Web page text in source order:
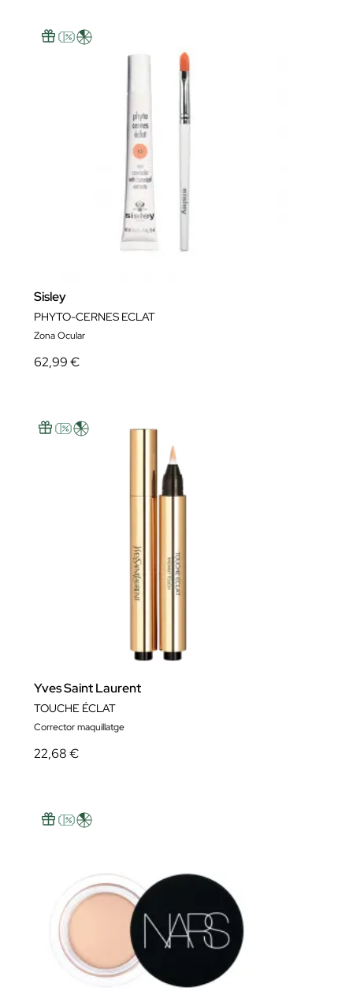
Sisley
PHYTO-CERNES ECLAT
Zona Ocular
62,99 €
Yves Saint Laurent
TOUCHE ÉCLAT
Corrector maquillatge
22,68 €